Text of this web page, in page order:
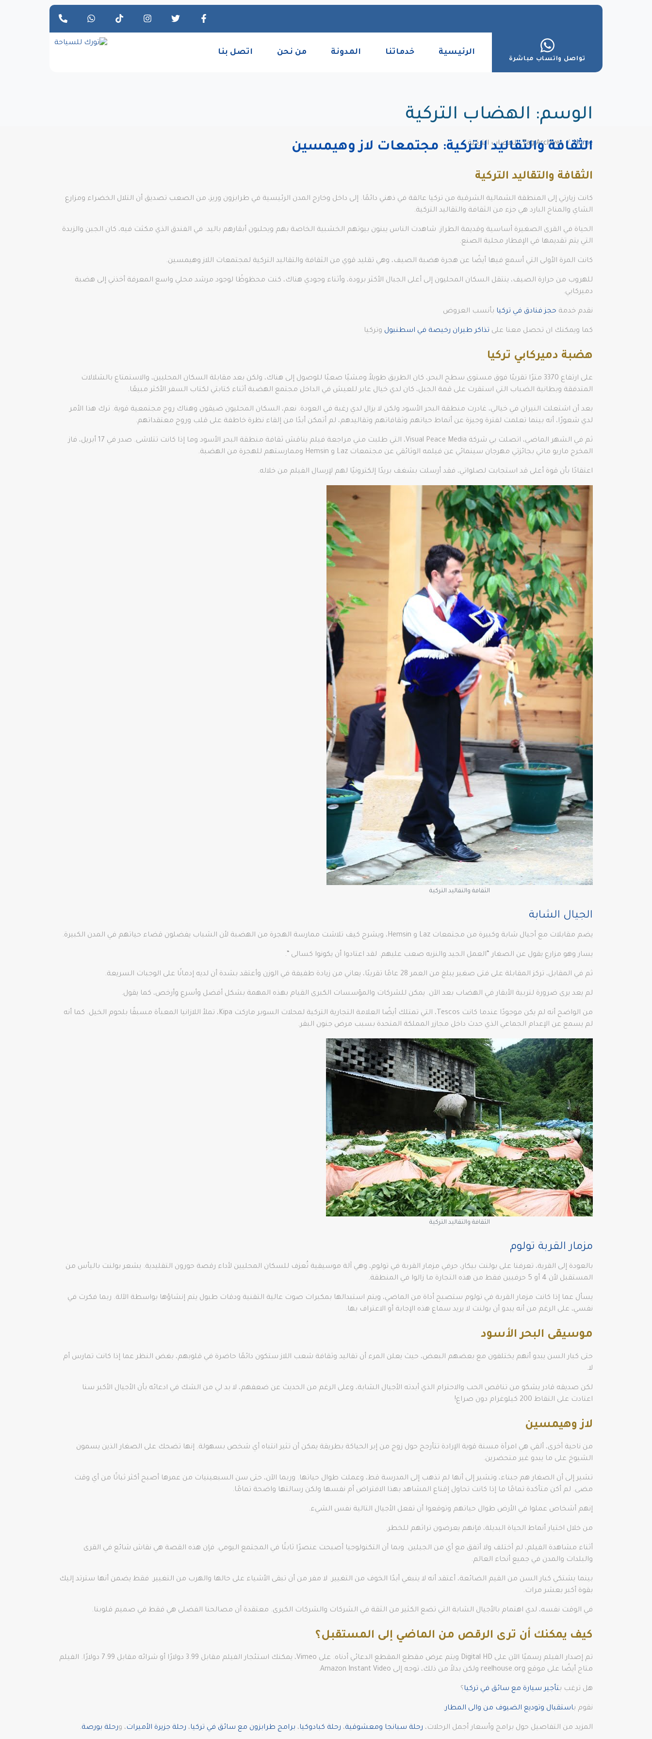
تواصل واتساب مباشرة
الرئيسية خدماتنا المدونة من نحن اتصل بنا
الوسم: الهضاب التركية
Home Tag Archives: الهضاب التركية
الثقافة والتقاليد التركية: مجتمعات لاز وهيمسين
الثقافة والتقاليد التركية
كانت زيارتي إلى المنطقة الشمالية الشرقية من تركيا عالقة في ذهني دائمًا. إلى داخل وخارج المدن الرئيسية في طرابزون وريز، من الصعب تصديق أن التلال الخضراء ومزارع
الشاي والمناخ البارد هي جزء من الثقافة والتقاليد التركية.
الحياة في القرى الصغيرة أساسية وقديمة الطراز. شاهدت الناس يبنون بيوتهم الخشبية الخاصة بهم ويحلبون أبقارهم باليد. في الفندق الذي مكثت فيه، كان الجبن والزبدة
التي يتم تقديمها في الإفطار محلية الصنع.
كانت المرة الأولى التي أسمع فيها أيضًا عن هجرة هضبة الصيف، وهي تقليد قوي من الثقافة والتقاليد التركية لمجتمعات اللاز وهيمسين.
للهروب من حرارة الصيف، ينتقل السكان المحليون إلى أعلى الجبال الأكثر برودة، وأثناء وجودي هناك، كنت محظوظًا لوجود مرشد محلي واسع المعرفة أخذني إلى هضبة
دميركابي.
نقدم خدمة حجز فنادق في تركيا بأنسب العروض
كما ويمكنك ان تحصل معنا على تذاكر طيران رخيصة في اسطنبول وتركيا
هضبة دميركابي تركيا
على ارتفاع 3370 مترًا تقريبًا فوق مستوى سطح البحر، كان الطريق طويلاً ومشيًا صعبًا للوصول إلى هناك، ولكن بعد مقابلة السكان المحليين، والاستمتاع بالشلالات
المتدفقة وبطانية الضباب التي استقرت على قمة الجبل، كان لدي خيال عابر للعيش في الداخل مجتمع الهضبة أثناء كتابتي لكتاب السفر الأكثر مبيعًا.
بعد أن اشتعلت النيران في خيالي، غادرت منطقة البحر الأسود ولكن لا يزال لدي رغبة في العودة. نعم، السكان المحليون ضيقون وهناك روح مجتمعية قوية. ترك هذا الأمر
لدي شعورًا، أنه بينما تعلمت لفترة وجيزة عن أنماط حياتهم وثقافاتهم وتقاليدهم، لم أتمكن أبدًا من إلقاء نظرة خاطفة على قلب وروح معتقداتهم.
ثم في الشهر الماضي، اتصلت بي شركة Visual Peace Media، التي طلبت مني مراجعة فيلم يناقش ثقافة منطقة البحر الأسود وما إذا كانت تتلاشى. صدر في 17 أبريل، فاز
المخرج ماريو ماتي بجائزتي مهرجان سينمائي عن فيلمه الوثائقي عن مجتمعات Laz و Hemsin وممارستهم للهجرة من الهضبة.
اعتقادًا بأن قوة أعلى قد استجابت لصلواتي، فقد أرسلت بشغف بريدًا إلكترونيًا لهم لإرسال الفيلم من خلاله.
الثقافة والتقاليد التركية
الجيال الشابة
يضم مقابلات مع أجيال شابة وكبيرة من مجتمعات Laz و Hemsin، ويشرح كيف تلاشت ممارسة الهجرة من الهضبة لأن الشباب يفضلون قضاء حياتهم في المدن الكبيرة.
يسار وهو مزارع يقول عن الصغار “العمل الجيد والنزيه صعب عليهم. لقد اعتادوا أن يكونوا كسالى “.
ثم في المقابل، تركز المقابلة على فتى صغير يبلغ من العمر 28 عامًا تقريبًا، يعاني من زيادة طفيفة في الوزن وأعتقد بشدة أن لديه إدمانًا على الوجبات السريعة.
لم يعد يرى ضرورة لتربية الأبقار في الهضاب بعد الآن. يمكن للشركات والمؤسسات الكبرى القيام بهذه المهمة بشكل أفضل وأسرع وأرخص، كما يقول.
من الواضح أنه لم يكن موجودًا عندما كانت Tescos، التي تمتلك أيضًا العلامة التجارية التركية لمحلات السوبر ماركت Kipa، تملأ اللازانيا المعبأة مسبقًا بلحوم الخيل. كما أنه
لم يسمع عن الإعدام الجماعي الذي حدث داخل مجازر المملكة المتحدة بسبب مرض جنون البقر.
الثقافة والتقاليد التركية
مزمار القربة تولوم
بالعودة إلى القرية، تعرفنا على بولنت بيكار، حرفي مزمار القربة في تولوم، وهي آلة موسيقية تُعزف للسكان المحليين لأداء رقصة حورون التقليدية. يشعر بولنت باليأس من
المستقبل لأن 4 أو 5 حرفيين فقط من هذه التجارة ما زالوا في المنطقة.
يسأل عما إذا كانت مزمار القربة في تولوم ستصبح أداة من الماضي، ويتم استبدالها بمكبرات صوت عالية التقنية ودقات طبول يتم إنشاؤها بواسطة الآلة. ربما فكرت في
نفسي، على الرغم من أنه يبدو أن بولنت لا يريد سماع هذه الإجابة أو الاعتراف بها.
موسيقى البحر الأسود
حتى كبار السن يبدو أنهم يختلفون مع بعضهم البعض، حيث يعلن المرء أن تقاليد وثقافة شعب اللاز ستكون دائمًا حاضرة في قلوبهم، بغض النظر عما إذا كانت تمارس أم
لا.
لكن صديقه قادر يشكو من تناقص الحب والاحترام الذي أبدته الأجيال الشابة، وعلى الرغم من الحديث عن ضعفهم، لا بد لي من الشك في ادعائه بأن الأجيال الأكبر سنا
اعتادت على التقاط 200 كيلوغرام دون صراع!
لاز وهيمسين
من ناحية أخرى، ألفي هي امرأة مسنة قوية الإرادة تتأرجح حول زوج من إبر الحياكة بطريقة يمكن أن تثير انتباه أي شخص بسهولة. إنها تضحك على الصغار الذين يسمون
الشيوخ على ما يبدو غير متحضرين.
تشير إلى أن الصغار هم جبناء، وتشير إلى أنها لم تذهب إلى المدرسة قط، وعملت طوال حياتها. وربما الآن، حتى سن السبعينيات من عمرها أصبح أكثر ثباتًا من أي وقت
مضى. لم أكن متأكدة تمامًا ما إذا كانت تحاول إقناع المشاهد بهذا الافتراض أم نفسها ولكن رسالتها واضحة تمامًا.
إنهم أشخاص عملوا في الأرض طوال حياتهم وتوقعوا أن تفعل الأجيال التالية نفس الشيء.
من خلال اختيار أنماط الحياة البديلة، فإنهم يعرضون تراثهم للخطر.
أثناء مشاهدة الفيلم، لم أختلف ولا أتفق مع أي من الجيلين. وبما أن التكنولوجيا أصبحت عنصرًا ثابتًا في المجتمع اليومي. فإن هذه القصة هي نقاش شائع في القرى
والبلدات والمدن في جميع أنحاء العالم.
بينما يشتكي كبار السن من القيم الضائعة، أعتقد أنه لا ينبغي أبدًا الخوف من التغيير. لا مفر من أن تبقى الأشياء على حالها والهرب من التغيير. فقط يضمن أنها سترتد إليك
بقوة أكبر بعشر مرات.
في الوقت نفسه، لدي اهتمام بالأجيال الشابة التي تضع الكثير من الثقة في الشركات والشركات الكبرى. معتقدة أن مصالحنا الفضلى هي فقط في صميم قلوبنا.
كيف يمكنك أن ترى الرقص من الماضي إلى المستقبل؟
تم إصدار الفيلم رسميًا الآن على Digital HD ويتم عرض مقطع المقطع الدعائي أدناه. على Vimeo، يمكنك استئجار الفيلم مقابل 3.99 دولارًا أو شرائه مقابل 7.99 دولارًا. الفيلم
متاح أيضًا على موقع reelhouse.org ولكن بدلاً من ذلك، توجه إلى Amazon Instant Video.
هل ترغب بتأجير سيارة مع سائق في تركيا ؟
نقوم باستقبال وتوديع الضيوف من والى المطار.
المزيد من التفاصيل حول برامج وأسعار أجمل الرحلات، رحلة سبانجا ومعشوقية، رحلة كبادوكيا، برامج طرابزون مع سائق في تركيا، رحلة جزيرة الأميرات، ورحلة بورصة.